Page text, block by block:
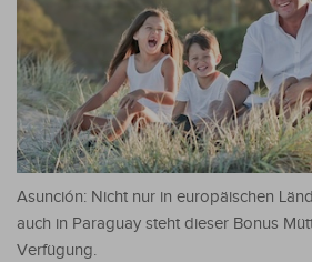
Asunción: Nicht nur in europäischen
auch in Paraguay steht dieser Bonus
Verfügung.